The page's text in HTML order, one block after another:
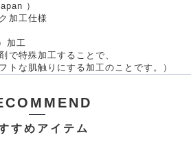
）
加工仕様
加工
で特殊加工することで、
トな肌触りにする加工のことです。）
すめアイテム